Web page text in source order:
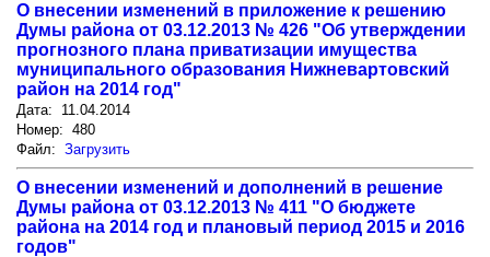
О внесении изменений в приложение к решению
Думы района от 03.12.2013 № 426 "Об утверждении
прогнозного плана приватизации имущества
муниципального образования Нижневартовский
район на 2014 год"
Дата: 11.04.2014
Номер: 480
Файл: Загрузить
О внесении изменений и дополнений в решение
Думы района от 03.12.2013 № 411 "О бюджете
района на 2014 год и плановый период 2015 и 2016
годов"